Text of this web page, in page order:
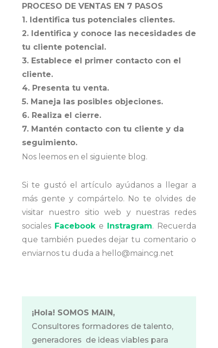
PROCESO DE VENTAS EN 7 PASOS
1. Identifica tus potenciales clientes.
2. Identifica y conoce las necesidades de
tu cliente potencial.
3. Establece el primer contacto con el
cliente.
4. Presenta tu venta.
5. Maneja las posibles objeciones.
6. Realiza el cierre.
7. Mantén contacto con tu cliente y da
seguimiento.
Nos leemos en el siguiente blog.
Si te gustó el artículo ayúdanos a llegar a
más gente y compártelo. No te olvides de
visitar nuestro sitio web y nuestras redes
sociales Facebooke Instragram. Recuerda
que también puedes dejar tu comentario o
enviarnos tu duda a hello@maincg.net
¡Hola! SOMOS MAIN,
Consultores formadores de talento,
generadores de ideas viables para